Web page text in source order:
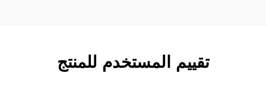
تقييم المستخدم للمنتج